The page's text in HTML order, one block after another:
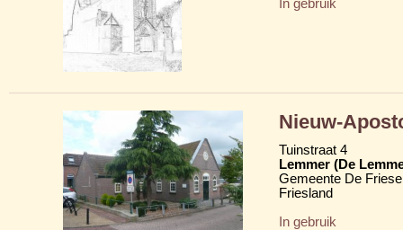
In gebruik
Nieuw-
Tuinstraat 4
Lemmer (De
Gemeente De
Friesland
In gebruik